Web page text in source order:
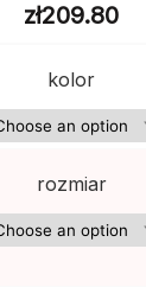
zł209.80
kolor
rozmiar